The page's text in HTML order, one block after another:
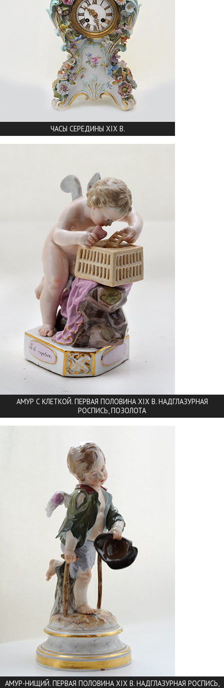
ЧАСЫ CЕРЕДИНЫ XIX В.
АМУР С КЛЕТКОЙ. ПЕРВАЯ ПОЛОВИНА XIX В. НАДГЛАЗУРНАЯ
РОСПИСЬ, ПОЗОЛОТА
АМУР-НИЩИЙ. ПЕРВАЯ ПОЛОВИНА XIX В. НАДГЛАЗУРНАЯ РОСПИСЬ,